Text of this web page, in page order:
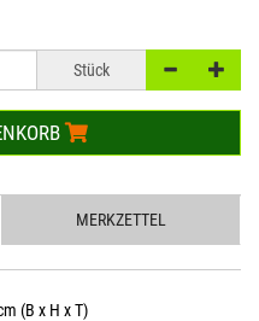
Stück
MERKZETTEL
(B x H x T)